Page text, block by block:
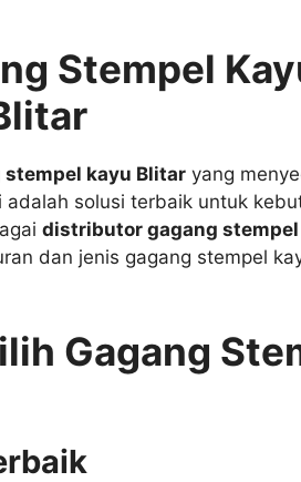
Stempel
kayu Blitar yang
adalah solusi terbaik untuk
distributor gagang
dan jenis gagang stempel
Gagang